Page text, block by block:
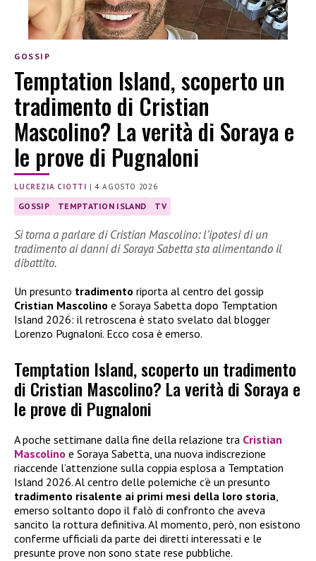
GOSSIP
Temptation Island, scoperto un
tradimento di Cristian
Mascolino? La verità di Soraya e
le prove di Pugnaloni
LUCREZIA CIOTTI |4 AGOSTO 2026
GOSSIP TEMPTATION ISLAND TV
Si torna a parlare di Cristian Mascolino: l’ipotesi di un
tradimento ai danni di Soraya Sabetta sta alimentando il
dibattito.
Un presunto tradimento riporta al centro del gossip
Cristian Mascolino e Soraya Sabetta dopo Temptation
Island 2026: il retroscena è stato svelato dal blogger
Lorenzo Pugnaloni. Ecco cosa è emerso.
Temptation Island, scoperto un tradimento
di Cristian Mascolino? La verità di Soraya e
le prove di Pugnaloni
A poche settimane dalla fine della relazione tra Cristian
Mascolino e Soraya Sabetta, una nuova indiscrezione
riaccende l’attenzione sulla coppia esplosa a Temptation
Island 2026. Al centro delle polemiche c’è un presunto
tradimento risalente ai primi mesi della loro storia,
emerso soltanto dopo il falò di confronto che aveva
sancito la rottura definitiva. Al momento, però, non esistono
conferme ufficiali da parte dei diretti interessati e le
presunte prove non sono state rese pubbliche.